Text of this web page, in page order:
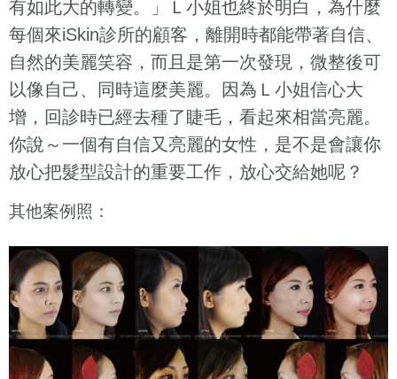
有如此大的轉變。」Ｌ小姐也終於明白，為什麼
每個來iSkin診所的顧客，離開時都能帶著自信、
自然的美麗笑容，而且是第一次發現，微整後可
以像自己、同時這麼美麗。因為Ｌ小姐信心大
增，回診時已經去種了睫毛，看起來相當亮麗。
你說～一個有自信又亮麗的女性，是不是會讓你
放心把髮型設計的重要工作，放心交給她呢？
其他案例照：